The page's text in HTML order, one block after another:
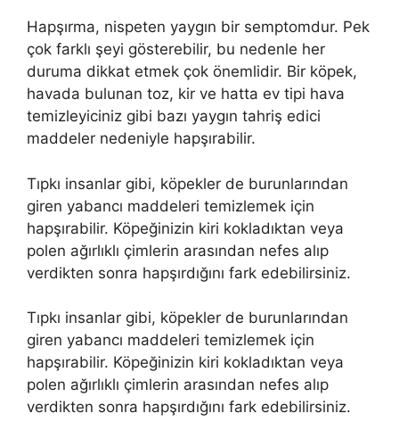
Hapşırma, nispeten yaygın bir semptomdur. Pek
çok farklı şeyi gösterebilir, bu nedenle her
duruma dikkat etmek çok önemlidir. Bir köpek,
havada bulunan toz, kir ve hatta ev tipi hava
temizleyiciniz gibi bazı yaygın tahriş edici
maddeler nedeniyle hapşırabilir.
Tıpkı insanlar gibi, köpekler de burunlarından
giren yabancı maddeleri temizlemek için
hapşırabilir. Köpeğinizin kiri kokladıktan veya
polen ağırlıklı çimlerin arasından nefes alıp
verdikten sonra hapşırdığını fark edebilirsiniz.
Tıpkı insanlar gibi, köpekler de burunlarından
giren yabancı maddeleri temizlemek için
hapşırabilir. Köpeğinizin kiri kokladıktan veya
polen ağırlıklı çimlerin arasından nefes alıp
verdikten sonra hapşırdığını fark edebilirsiniz.